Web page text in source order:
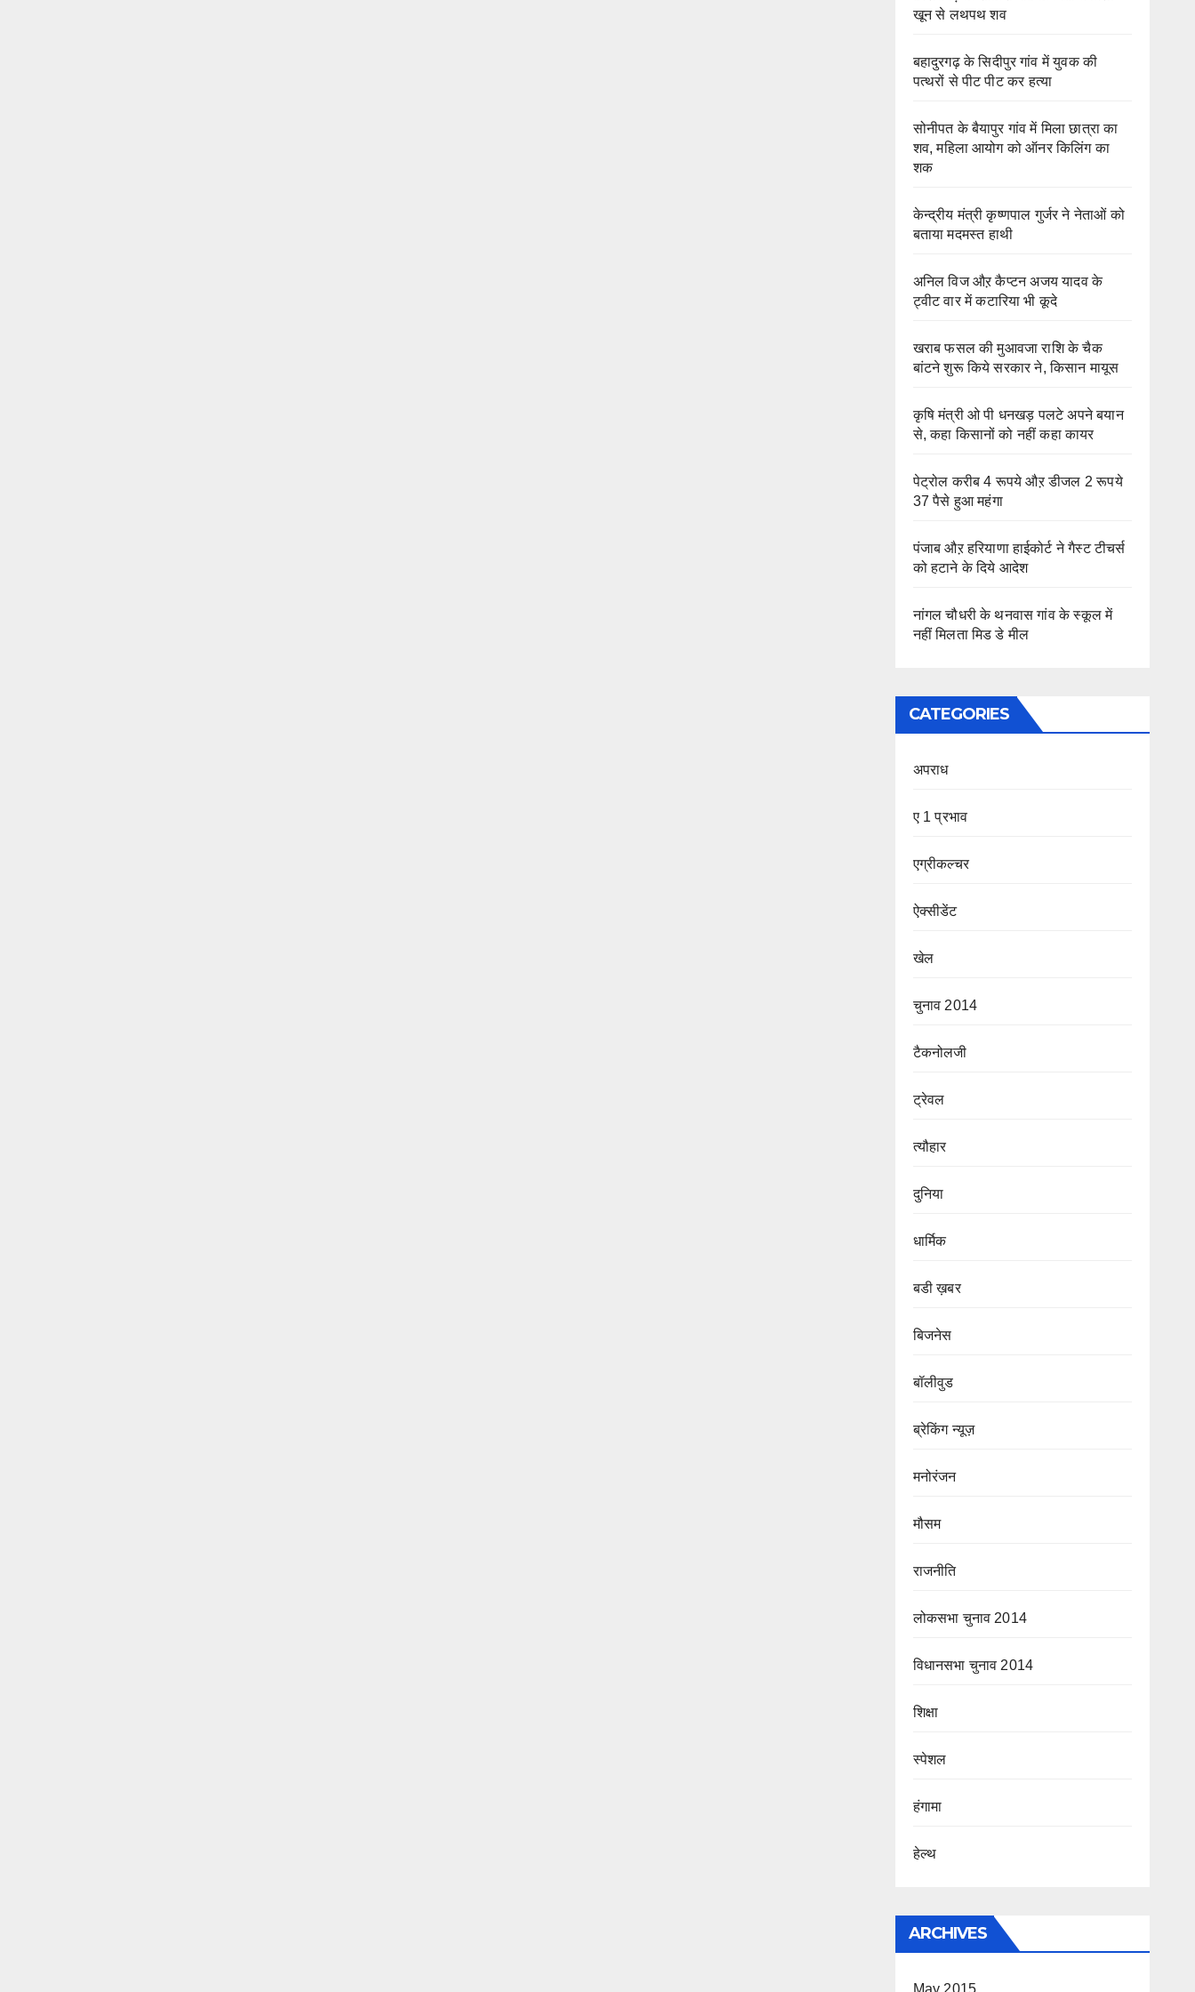
खून से लथपथ शव
बहादुरगढ़ के सिदीपुर गांव में युवक की
पत्थरों से पीट पीट कर हत्या
सोनीपत के बैयापुर गांव में मिला छात्रा का
शव, महिला आयोग को ऑनर किलिंग का
शक
केन्द्रीय मंत्री कृष्णपाल गुर्जर ने नेताओं को
बताया मदमस्त हाथी
अनिल विज औऱ कैप्टन अजय यादव के
ट्वीट वार में कटारिया भी कूदे
खराब फसल की मुआवजा राशि के चैक
बांटने शुरू किये सरकार ने, किसान मायूस
कृषि मंत्री ओ पी धनखड़ पलटे अपने बयान
से, कहा किसानों को नहीं कहा कायर
पेट्रोल करीब 4 रूपये औऱ डीजल 2 रूपये
37 पैसे हुआ महंगा
पंजाब औऱ हरियाणा हाईकोर्ट ने गैस्ट टीचर्स
को हटाने के दिये आदेश
नांगल चौधरी के थनवास गांव के स्कूल में
नहीं मिलता मिड डे मील
CATEGORIES
अपराध
ए 1 प्रभाव
एग्रीकल्चर
ऐक्सीडेंट
खेल
चुनाव 2014
टैकनोलजी
ट्रेवल
त्यौहार
दुनिया
धार्मिक
बडी ख़बर
बिजनेस
बॉलीवुड
ब्रेकिंग न्यूज़
मनोरंजन
मौसम
राजनीति
लोकसभा चुनाव 2014
विधानसभा चुनाव 2014
शिक्षा
स्पेशल
हंगामा
हेल्थ
ARCHIVES
May 2015